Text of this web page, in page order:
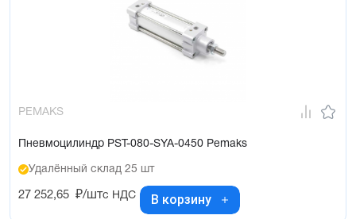
PEMAKS
Пневмоцилиндр PST-080-SYA-0450 Pemaks
Удалённый склад 25 шт
27 252,65 ₽/штс НДС В корзину